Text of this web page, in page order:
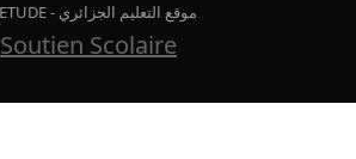
موقع التعليم الجزائري - DZETUDE
Soutien Scolaire